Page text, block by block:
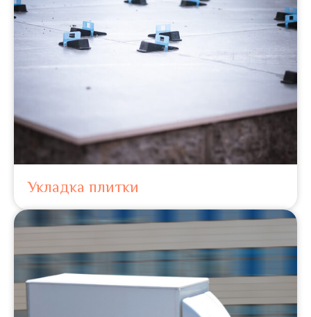
Укладка плитки